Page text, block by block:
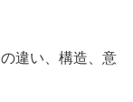
違い、構造、意